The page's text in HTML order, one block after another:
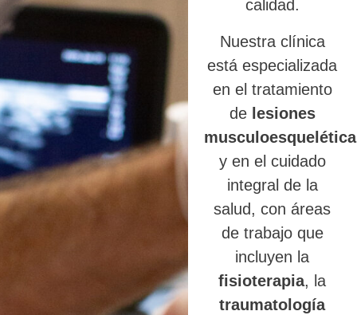
calidad.
Nuestra clínica
está especializada
en el tratamiento
de lesiones
y en el cuidado
integral de la
salud, con áreas
de trabajo que
incluyen la
fisioterapia, la
traumatología